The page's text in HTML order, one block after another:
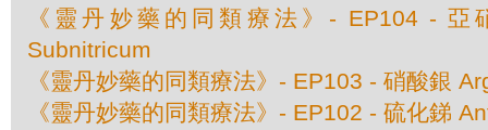
《靈丹妙藥的同類療法》- EP104 - 亞
Subnitricum
《靈丹妙藥的同類療法》- EP103 - 硝酸銀
《靈丹妙藥的同類療法》- EP102 - 硫化銻